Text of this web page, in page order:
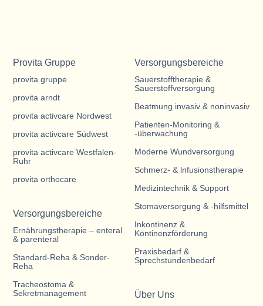
Provita Gruppe
provita gruppe
provita arndt
provita activcare Nordwest
provita activcare Südwest
provita activcare Westfalen-
Ruhr
provita orthocare
Versorgungsbereiche
Ernährungstherapie – enteral
& parenteral
Standard-Reha & Sonder-
Reha
Tracheostoma &
Sekretmanagement
Versorgungsbereiche
Sauerstofftherapie &
Sauerstoffversorgung
Beatmung invasiv & noninvasiv
Patienten-Monitoring &
-überwachung
Moderne Wundversorgung
Schmerz- & lnfusionstherapie
Medizintechnik & Support
Stomaversorgung & -hilfsmittel
Inkontinenz &
Kontinenzförderung
Praxisbedarf &
Sprechstundenbedarf
Über Uns